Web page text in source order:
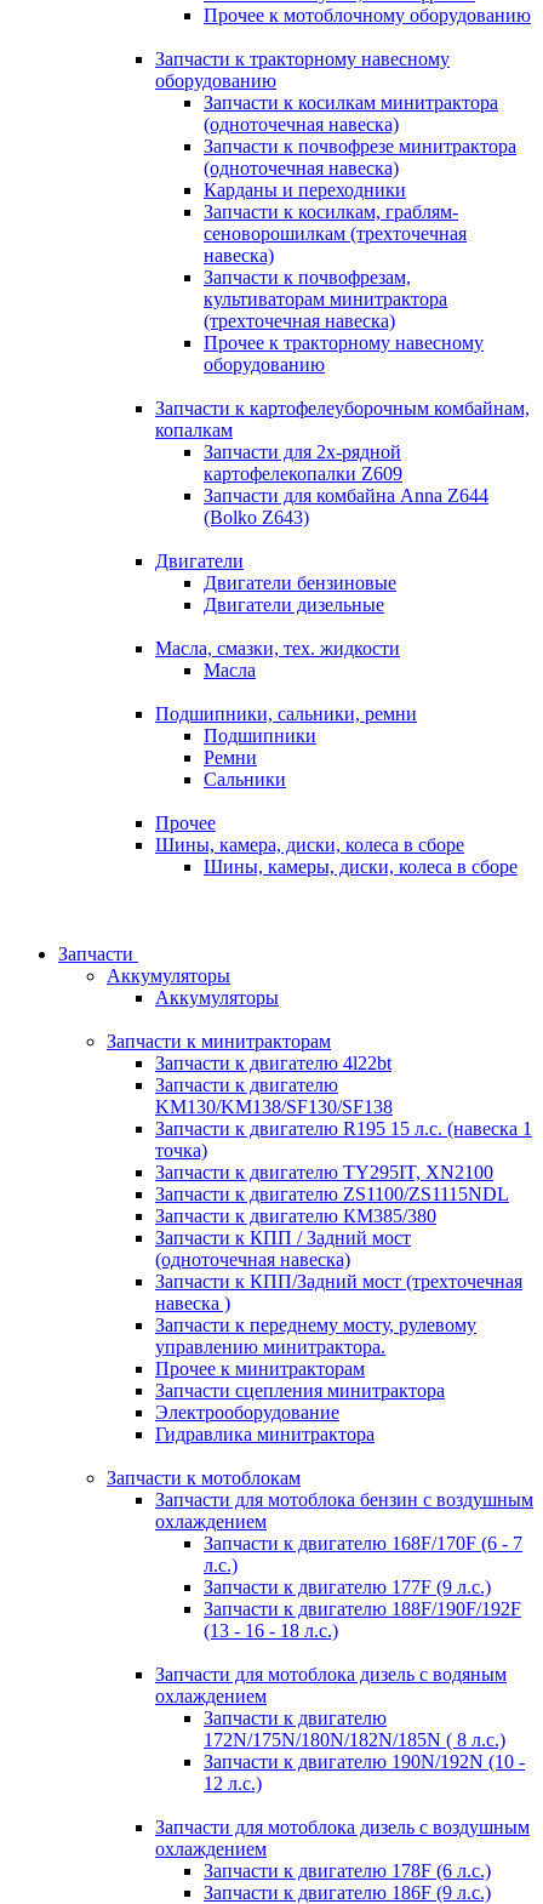
Прочее к мотоблочному оборудованию
Запчасти к тракторному навесному
оборудованию
Запчасти к косилкам минитрактора
(одноточечная навеска)
Запчасти к почвофрезе минитрактора
(одноточечная навеска)
Карданы и переходники
Запчасти к косилкам, граблям-
сеноворошилкам (трехточечная
навеска)
Запчасти к почвофрезам,
культиваторам минитрактора
(трехточечная навеска)
Прочее к тракторному навесному
оборудованию
Запчасти к картофелеуборочным комбайнам,
копалкам
Запчасти для 2х-рядной
картофелекопалки Z609
Запчасти для комбайна Anna Z644
(Bolko Z643)
Двигатели
Двигатели бензиновые
Двигатели дизельные
Масла, смазки, тех. жидкости
Масла
Подшипники, сальники, ремни
Подшипники
Ремни
Сальники
Прочее
Шины, камера, диски, колеса в сборе
Шины, камеры, диски, колеса в сборе
Запчасти
Аккумуляторы
Аккумуляторы
Запчасти к минитракторам
Запчасти к двигателю 4l22bt
Запчасти к двигателю
KM130/KM138/SF130/SF138
Запчасти к двигателю R195 15 л.с. (навеска 1
точка)
Запчасти к двигателю TY295IT, XN2100
Запчасти к двигателю ZS1100/ZS1115NDL
Запчасти к двигателю КМ385/380
Запчасти к КПП / Задний мост
(одноточечная навеска)
Запчасти к КПП/Задний мост (трехточечная
навеска )
Запчасти к переднему мосту, рулевому
управлению минитрактора.
Прочее к минитракторам
Запчасти сцепления минитрактора
Электрооборудование
Гидравлика минитрактора
Запчасти к мотоблокам
Запчасти для мотоблока бензин с воздушным
охлаждением
Запчасти к двигателю 168F/170F (6 - 7
л.с.)
Запчасти к двигателю 177F (9 л.с.)
Запчасти к двигателю 188F/190F/192F
(13 - 16 - 18 л.с.)
Запчасти для мотоблока дизель с водяным
охлаждением
Запчасти к двигателю
172N/175N/180N/182N/185N ( 8 л.с.)
Запчасти к двигателю 190N/192N (10 -
12 л.с.)
Запчасти для мотоблока дизель с воздушным
охлаждением
Запчасти к двигателю 178F (6 л.с.)
Запчасти к двигателю 186F (9 л.с.)